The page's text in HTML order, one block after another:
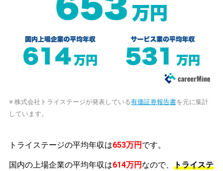
※ 株式会社トライステージが発表している有価証券報告書を元に集計
しています。
トライステージの平均年収は653万円 です。
国内の上場企業の平均年収は614万円 なので、 トライステ